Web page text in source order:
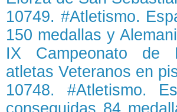
10749. #Atletismo.
150 medallas y
IX Campeonato de
atletas Veteranos en
10748. #Atletismo.
conseguidas 84